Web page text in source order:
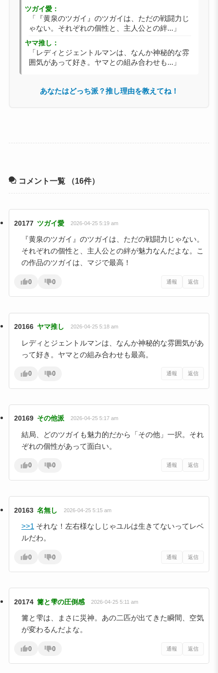
ツガイ愛：
「『黄泉のツガイ』のツガイは、ただの戦闘力じ
ゃない。それぞれの個性と、主人公との絆...」
ヤマ推し：
「レディとジェントルマンは、なんか神秘的な雰
囲気があって好き。ヤマとの組み合わせも...」
あなたはどっち派？推し理由を教えてね！
コメント一覧 （16件）
20177 ツガイ愛 2026-04-25 5:19 am
『黄泉のツガイ』のツガイは、ただの戦闘力じゃない。
それぞれの個性と、主人公との絆が魅力なんだよな。こ
の作品のツガイは、マジで最高！
0 0 通報 返信
20166 ヤマ推し 2026-04-25 5:18 am
レディとジェントルマンは、なんか神秘的な雰囲気があ
って好き。ヤマとの組み合わせも最高。
0 0 通報 返信
20169 その他派 2026-04-25 5:17 am
結局、どのツガイも魅力的だから「その他」一択。それ
ぞれの個性があって面白い。
0 0 通報 返信
20163 名無し 2026-04-25 5:15 am
>>1 それな！左右様なしじゃユルは生きてないってレベ
ルだわ。
0 0 通報 返信
20174 篝と雫の圧倒感 2026-04-25 5:11 am
篝と雫は、まさに災神。あの二匹が出てきた瞬間、空気
が変わるんだよな。
0 0 通報 返信